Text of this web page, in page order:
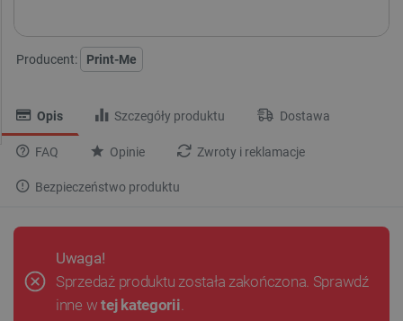
Producent: Print-Me
Opis Szczegóły produktu Dostawa
FAQ Opinie Zwroty i reklamacje
Bezpieczeństwo produktu
Uwaga!
Sprzedaż produktu została zakończona. Sprawdź
inne wtej kategorii.